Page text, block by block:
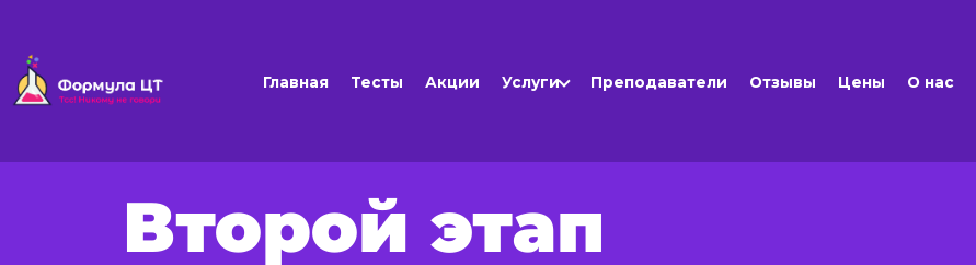
Главная Тесты Акции Услуги Преподаватели Отзывы Цены О нас
Второй этап